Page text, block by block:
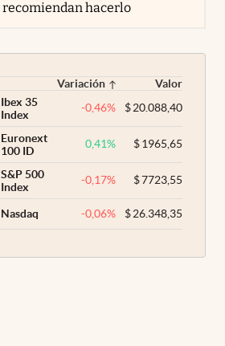
recomiendan hacerlo
Variación
Valor
Ibex 35
Index
-0,46% $20.088,40
Euronext
100 ID
0,41% $1965,65
S&P 500
Index
-0,17% $7723,55
Nasdaq -0,06% $26.348,35